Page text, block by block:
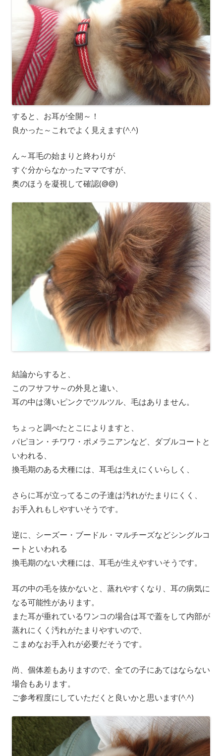
すると、お耳が全開～！
良かった～これでよく見えます(^.^)
ん～耳毛の始まりと終わりが
すぐ分からなかったママですが、
奥のほうを凝視して確認(@@)
結論からすると、
このフサフサ～の外見と違い、
耳の中は薄いピンクでツルツル、毛はありません。
ちょっと調べたとこによりますと、
パピヨン・チワワ・ポメラニアンなど、ダブルコートと
いわれる、
換毛期のある犬種には、耳毛は生えにくいらしく、
さらに耳が立ってるこの子達は汚れがたまりにくく、
お手入れもしやすいそうです。
逆に、シーズー・ブードル・マルチーズなどシングルコ
ートといわれる
換毛期のない犬種には、耳毛が生えやすいそうです。
耳の中の毛を抜かないと、蒸れやすくなり、耳の病気に
なる可能性があります。
また耳が垂れているワンコの場合は耳で蓋をして内部が
蒸れにくく汚れがたまりやすいので、
こまめなお手入れが必要だそうです。
尚、個体差もありますので、全ての子にあてはならない
場合もあります。
ご参考程度にしていただくと良いかと思います(^.^)